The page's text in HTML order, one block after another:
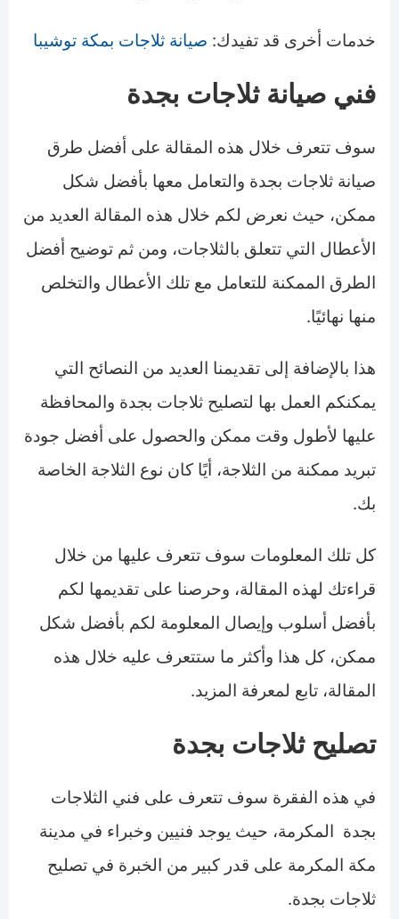
خدمات أخرى قد تفيدك: صيانة ثلاجات بمكة توشيبا
فني صيانة ثلاجات بجدة
سوف تتعرف خلال هذه المقالة على أفضل طرق
صيانة ثلاجات بجدة والتعامل معها بأفضل شكل
ممكن، حيث نعرض لكم خلال هذه المقالة العديد من
الأعطال التي تتعلق بالثلاجات، ومن ثم توضيح أفضل
الطرق الممكنة للتعامل مع تلك الأعطال والتخلص
منها نهائيًا.
هذا بالإضافة إلى تقديمنا العديد من النصائح التي
يمكنكم العمل بها لتصليح ثلاجات بجدة والمحافظة
عليها لأطول وقت ممكن والحصول على أفضل جودة
تبريد ممكنة من الثلاجة، أيًا كان نوع الثلاجة الخاصة
بك.
كل تلك المعلومات سوف تتعرف عليها من خلال
قراءتك لهذه المقالة، وحرصنا على تقديمها لكم
بأفضل أسلوب وإيصال المعلومة لكم بأفضل شكل
ممكن، كل هذا وأكثر ما ستتعرف عليه خلال هذه
المقالة، تابع لمعرفة المزيد.
تصليح ثلاجات بجدة
في هذه الفقرة سوف تتعرف على فني الثلاجات
بجدة المكرمة، حيث يوجد فنيين وخبراء في مدينة
مكة المكرمة على قدر كبير من الخبرة في تصليح
ثلاجات بجدة.